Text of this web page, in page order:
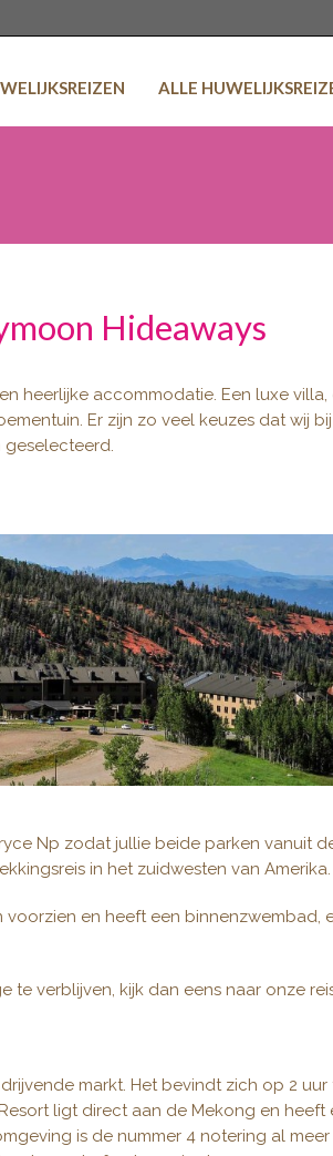
ALLE
Hideaways
heerlijke accommodatie. Een luxe
Er zijn zo veel keuzes dat wij
Np zodat jullie beide parken vanuit
in het zuidwesten van Amerika.
en heeft een binnenzwembad,
te verblijven, kijk dan eens naar onze
markt. Het bevindt zich op 2 uur
ligt direct aan de Mekong en heeft
is de nummer 4 notering al